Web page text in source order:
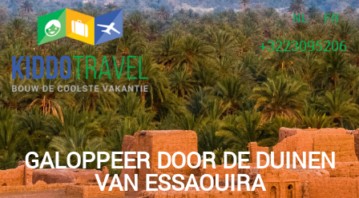
NL FR
+3223095206
GALOPPEER DOOR DE DUINEN
VAN ESSAOUIRA